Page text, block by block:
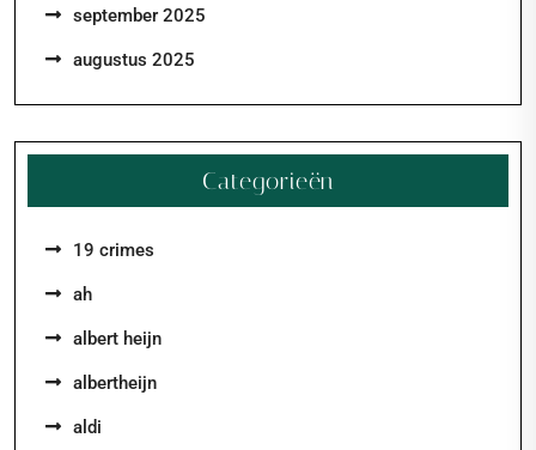
september 2025
augustus 2025
Categorieën
19 crimes
ah
albert heijn
albertheijn
aldi